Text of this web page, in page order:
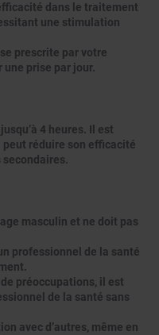
dans le traitement
une stimulation
prescrite par votre
une prise par jour.
4 heures. Il est
peut réduire son efficacité
secondaires.
masculin et ne doit pas
professionnel de la santé
préoccupations, il est
de la santé sans
avec d’autres, même en